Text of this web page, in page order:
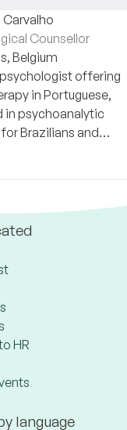
Counsellor
Belgium
offering
in Portuguese,
in psychoanalytic
Brazilians and
HR
language